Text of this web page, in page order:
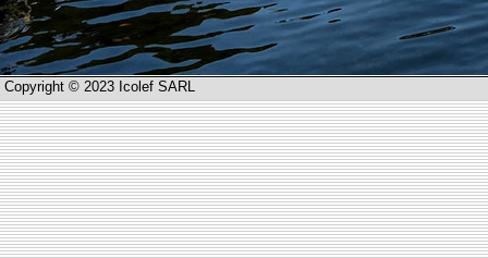
Copyright © 2023 Icolef SARL